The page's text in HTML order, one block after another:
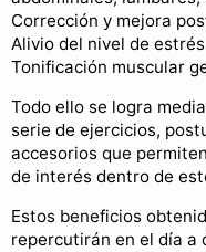
Corrección y mejora
Alivio del nivel de
Tonificación muscular
Todo ello se logra
serie de ejercicios,
accesorios que
de interés dentro de
Estos beneficios
repercutirán en el día a